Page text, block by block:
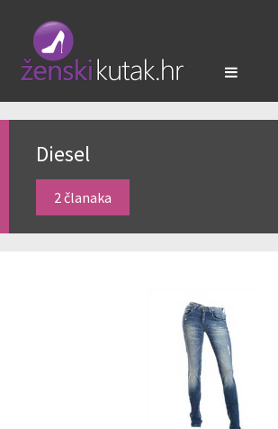
Diesel
2 članaka